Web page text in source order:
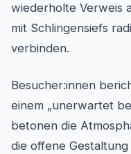
wiederholte Verweis
mit Schlingensiefs
verbinden.
Besucher:innen
einem „unerwartet
betonen die
die offene